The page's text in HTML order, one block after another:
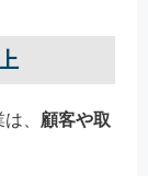
、 顧客や取